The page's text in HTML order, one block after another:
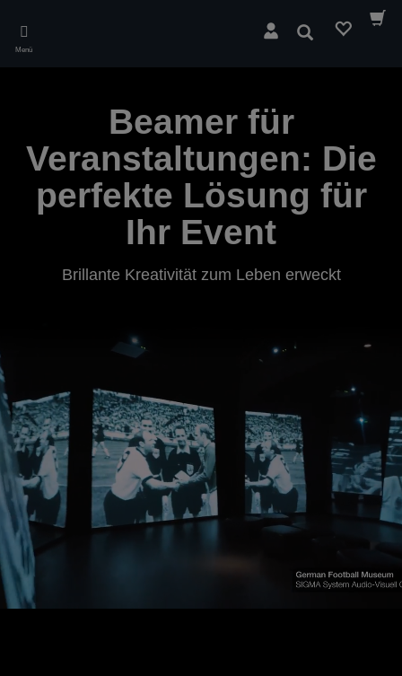
main
Menü
Suchen
Beamer für
Veranstaltungen: Die
perfekte Lösung für
Ihr Event
Brillante Kreativität zum Leben erweckt